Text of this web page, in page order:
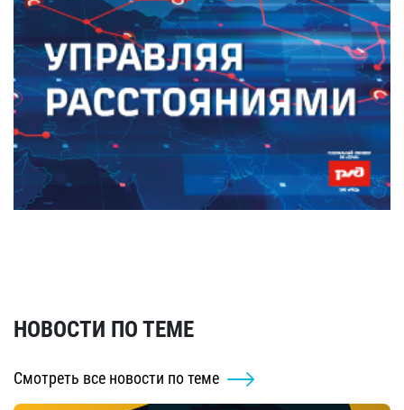
НОВОСТИ ПО ТЕМЕ
Смотреть все новости по теме